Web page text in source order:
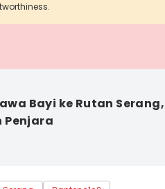
Bayi ke Rutan Serang,
Penjara